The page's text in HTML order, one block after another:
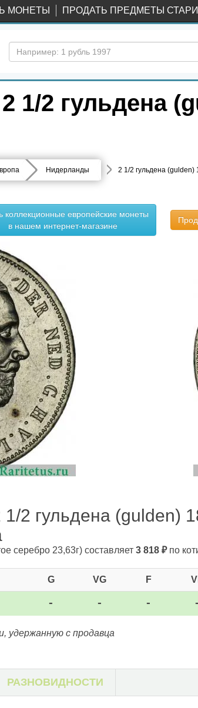
МОНЕТЫ ПРОДАТЬ ПРЕДМЕТЫ
1/2 гульдена
Нидерланды 2 1/2 гульдена (gulden)
коллекционные европейские монеты
в нашем интернет-магазине
2 гульдена (gulden)
серебро 23,63г) составляет 3 818 ₽по
G VG F
- - - -
удержанную с продавца
РАЗНОВИДНОСТИ